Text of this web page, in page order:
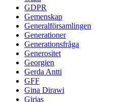
GDPR
Gemenskap
Generalförsamlingen
Generationer
Generationsfråga
Generositet
Georgien
Gerda Antti
GFF
Gina Dirawi
Girjas